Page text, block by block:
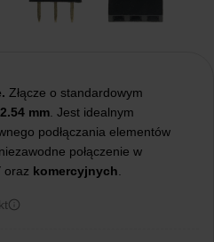
Złącze o standardowym
2.54 mm . Jest idealnym
podłączania elementów
połączenie w
oraz komercyjnych